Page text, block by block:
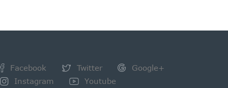
Facebook Twitter
Google+
Instagram
Youtube